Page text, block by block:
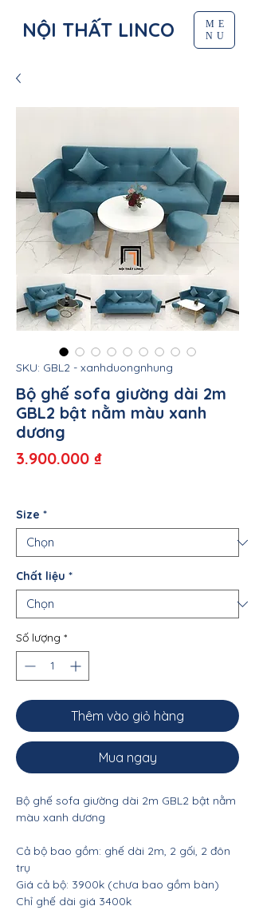
NỘI THẤT LINCO
ME
NU
SKU: GBL2 - xanhduongnhung
Bộ ghế sofa giường dài 2m
GBL2 bật nằm màu xanh
dương
3.900.000 ₫Giá
Size *
Chất liệu *
Số lượng *
Thêm vào giỏ hàng
Mua ngay
Bộ ghế sofa giường dài 2m GBL2 bật nằm
màu xanh dương
Cả bộ bao gồm: ghế dài 2m, 2 gối, 2 đôn
trụ
Giá cả bộ: 3900k (chưa bao gồm bàn)
Chỉ ghế dài giá 3400k